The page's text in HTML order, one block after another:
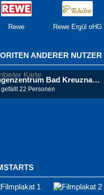
Rewe Rewe Ergül oHG
ANDERER NUTZER
Augenzentrum Bad Kreuznach (Dres.med. T.Vinals, L.Piroth-Vinals, K. Schöpfer)
gefällt 22 Personen